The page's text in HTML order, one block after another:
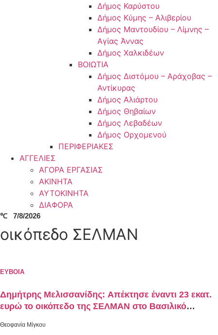
Δήμος Καρύστου
Δήμος Κύμης – Αλιβερίου
Δήμος Μαντουδίου – Λίμνης –
Αγίας Άννας
Δήμος Χαλκιδέων
ΒΟΙΩΤΙΑ
Δήμος Διστόμου – Αράχοβας –
Αντίκυρας
Δήμος Αλιάρτου
Δήμος Θηβαίων
Δήμος Λεβαδέων
Δήμος Ορχομενού
ΠΕΡΙΦΕΡΙΑΚΕΣ
ΑΓΓΕΛΙΕΣ
ΑΓΟΡΑ ΕΡΓΑΣΙΑΣ
ΑΚΙΝΗΤΑ
ΑΥΤΟΚΙΝΗΤΑ
ΔΙΑΦΟΡΑ
℃ 7/8/2026
οικόπεδο ΣΕΛΜΑΝ
ΕΥΒΟΙΑ
Δημήτρης Μελισσανίδης: Απέκτησε έναντι 23 εκατ.
ευρώ το οικόπεδο της ΣΕΛΜΑΝ στο Βασιλικό
Θεοφανία Μίγκου